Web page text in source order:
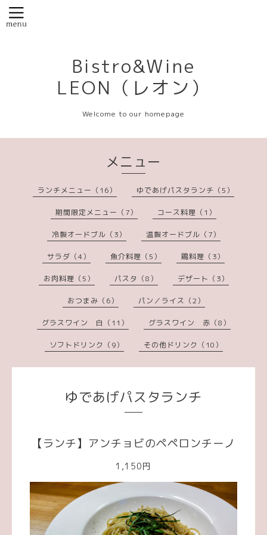
Bistro&Wine
LEON（レオン）
Welcome to our homepage
メニュー
ランチメニュー（16） ゆであげパスタランチ（5）
期間限定メニュー（7） コース料理（1）
冷製オードブル（3） 温製オードブル（7）
サラダ（4） 魚介料理（5） 鶏料理（3）
お肉料理（5） パスタ（8） デザート（3）
おつまみ（6） パン／ライス（2）
グラスワイン 白（11） グラスワイン 赤（8）
ソフトドリンク（9） その他ドリンク（10）
ゆであげパスタランチ
【ランチ】アンチョビのペペロンチーノ
1,150円